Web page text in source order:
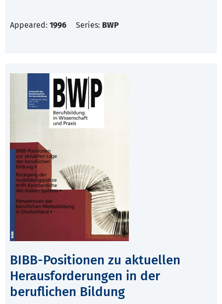
Appeared: 1996 Series: BWP
BIBB-Positionen zu aktuellen
Herausforderungen in der
beruflichen Bildung